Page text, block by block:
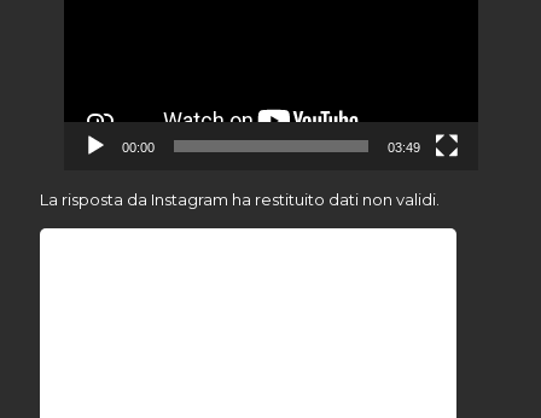
00:00 03:49
La risposta da Instagram ha restituito dati non validi.